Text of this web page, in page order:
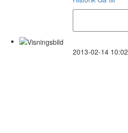
2013-02-14 10:02